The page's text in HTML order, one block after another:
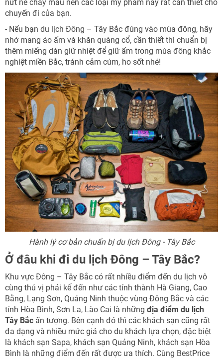
nứt nẻ chảy máu nên các loại mỹ phẩm này rất cần thiết cho
chuyến đi của bạn.
- Nếu bạn du lịch Đông – Tây Bắc đúng vào mùa đông, hãy
nhớ mang áo ấm và khăn quàng cổ, cần thiết thì chuẩn bị
thêm miếng dán giữ nhiệt để giữ ấm trong mùa đông khắc
nghiệt miền Bắc, tránh cảm cúm, ho sốt nhé!
Hành lý cơ bản chuẩn bị du lịch Đông - Tây Bắc
Ở đâu khi đi du lịch Đông – Tây Bắc?
Khu vực Đông – Tây Bắc có rất nhiều điểm đến du lịch vô
cùng thú vị phải kể đến như các tỉnh thành Hà Giang, Cao
Bằng, Lạng Sơn, Quảng Ninh thuộc vùng Đông Bắc và các
tỉnh Hòa Bình, Sơn La, Lào Cai là những địa điểm du lịch
Tây Bắc ấn tượng. Bên cạnh đó thì các khách sạn cũng rất
đa dạng và nhiều mức giá cho du khách lựa chọn, đặc biệt
là khách sạn Sapa, khách sạn Quảng Ninh, khách sạn Hòa
Bình là những điểm đến rất được ưa thích. Cùng BestPrice